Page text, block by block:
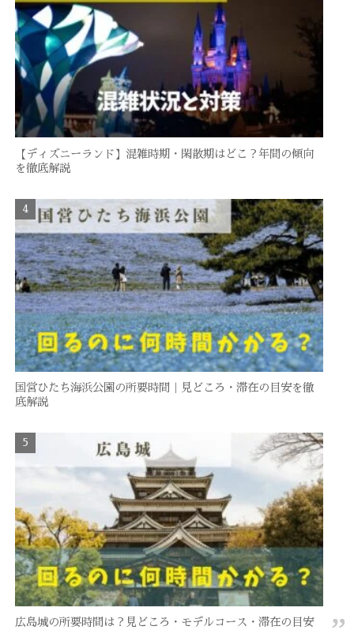
【ディズニーランド】混雑時期・閑散期はどこ？年間の傾向
を徹底解説
国営ひたち海浜公園の所要時間｜見どころ・滞在の目安を徹
底解説
広島城の所要時間は？見どころ・モデルコース・滞在の目安